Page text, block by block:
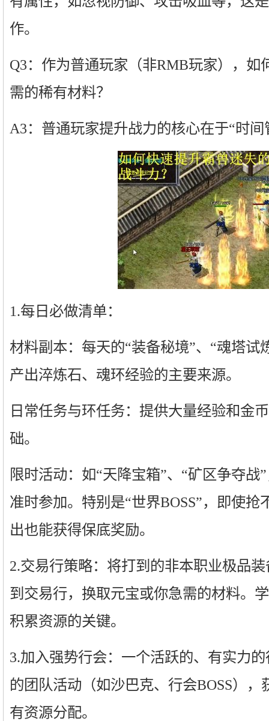
作。
Q3：作为普通玩家（非RMB玩家），如
需的稀有材料？
A3：普通玩家提升战力的核心在于“时
1.每日必做清单：
材料副本：每天的“装备秘境”、“魂塔试
产出淬炼石、魂环经验的主要来源。
日常任务与环任务：提供大量经验和金
础。
限时活动：如“天降宝箱”、“矿区争夺战
准时参加。特别是“世界BOSS”，即使
出也能获得保底奖励。
2.交易行策略：将打到的非本职业极品
到交易行，换取元宝或你急需的材料。
积累资源的关键。
3.加入强势行会：一个活跃的、有实力
的团队活动（如沙巴克、行会BOSS）
有资源分配。